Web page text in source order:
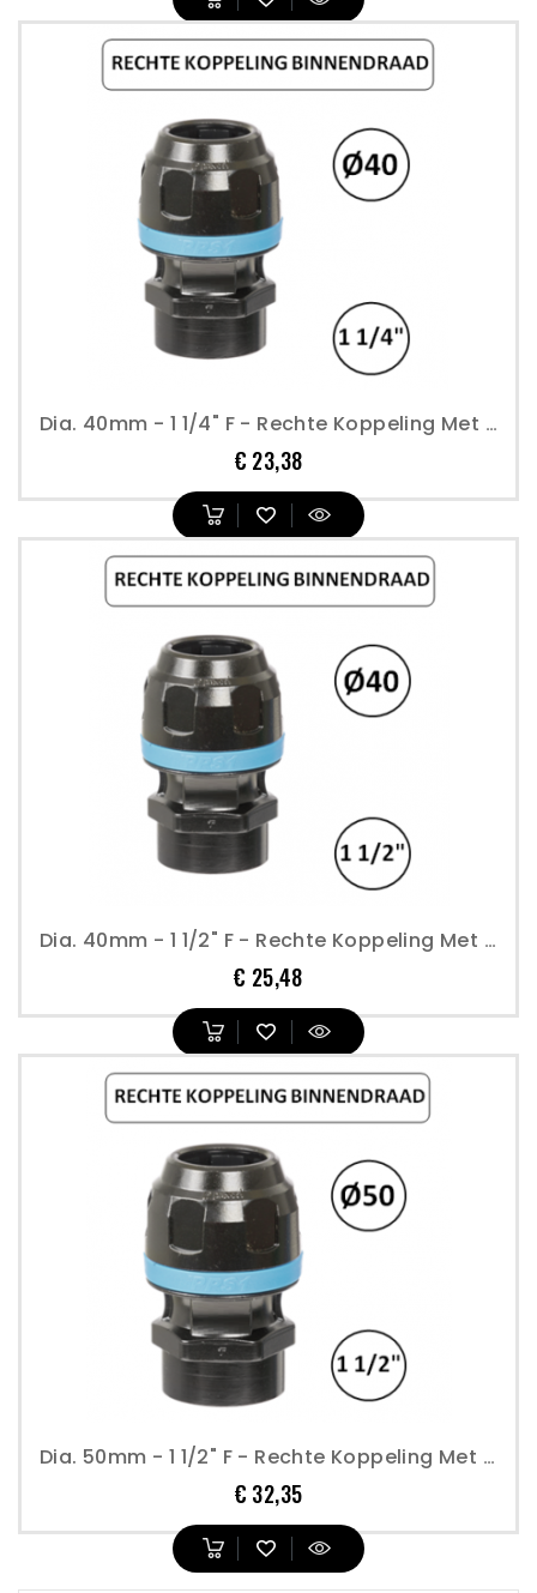
Dia. 40mm - 1 1/4" F - Rechte Koppeling Met Binnendraad - Prevost
€ 23,38Prijs
Dia. 40mm - 1 1/2" F - Rechte Koppeling Met Binnendraad - Prevost
€ 25,48Prijs
Dia. 50mm - 1 1/2" F - Rechte Koppeling Met Binnendraad - Prevost
€ 32,35Prijs